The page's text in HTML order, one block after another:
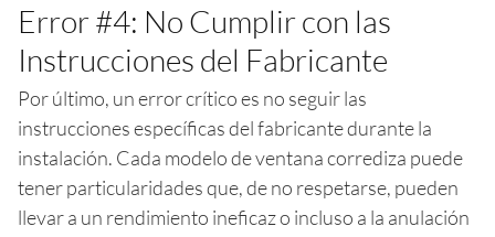
Error #4: No Cumplir con las
Instrucciones del Fabricante
Por último, un error crítico es no seguir las
instrucciones específicas del fabricante durante la
instalación. Cada modelo de ventana corrediza puede
tener particularidades que, de no respetarse, pueden
llevar a un rendimiento ineficaz o incluso a la anulación